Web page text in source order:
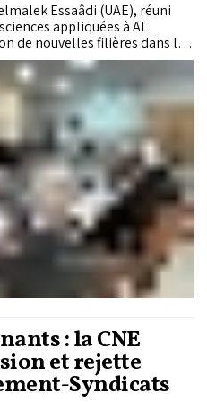
Essaâdi (UAE), réuni
appliquées à Al
de nouvelles filières dans les
: la CNE
et rejette
Syndicats